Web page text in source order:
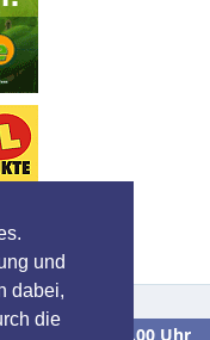
und
dabei,
die
9.00 bis 16.00 Uhr